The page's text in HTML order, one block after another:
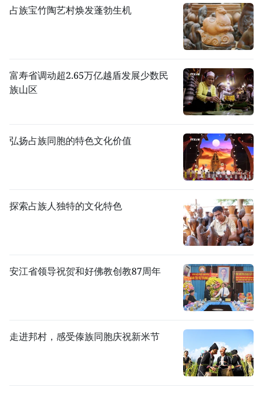
占族宝竹陶艺村焕发蓬勃生机
富寿省调动超2.65万亿越盾发展少数民
族山区
弘扬占族同胞的特色文化价值
探索占族人独特的文化特色
安江省领导祝贺和好佛教创教87周年
走进邦村，感受傣族同胞庆祝新米节